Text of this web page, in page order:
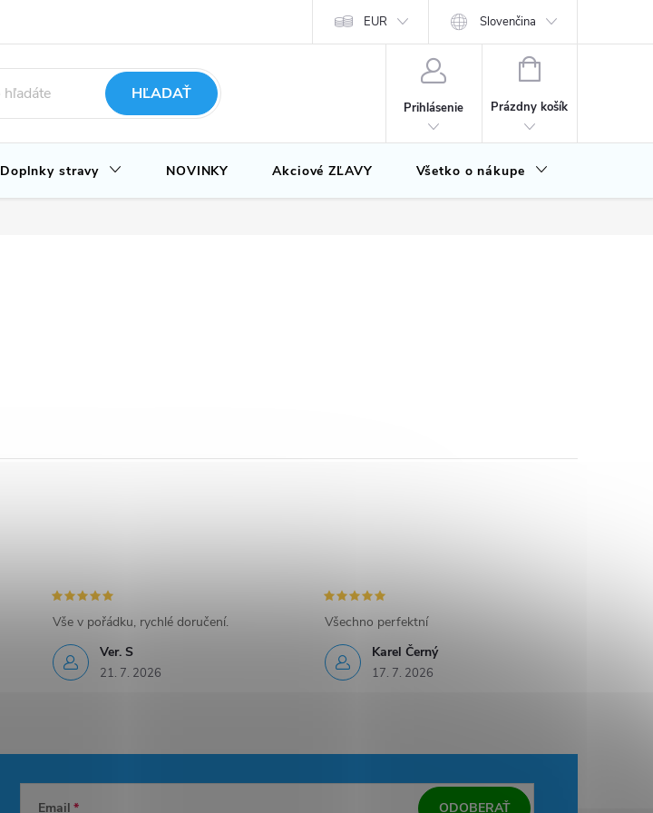
EUR Slovenčina
HĽADAŤ
Prihlásenie
NÁKUPNÝ
Prázdny košík
Doplnky stravy NOVINKY Akciové ZĽAVY Všetko o nákupe
Ver. S
21. 7. 2026
Vše v pořádku, rychlé doručení.
Karel Černý
17. 7. 2026
Všechno perfektní
Email ODOBERAŤ